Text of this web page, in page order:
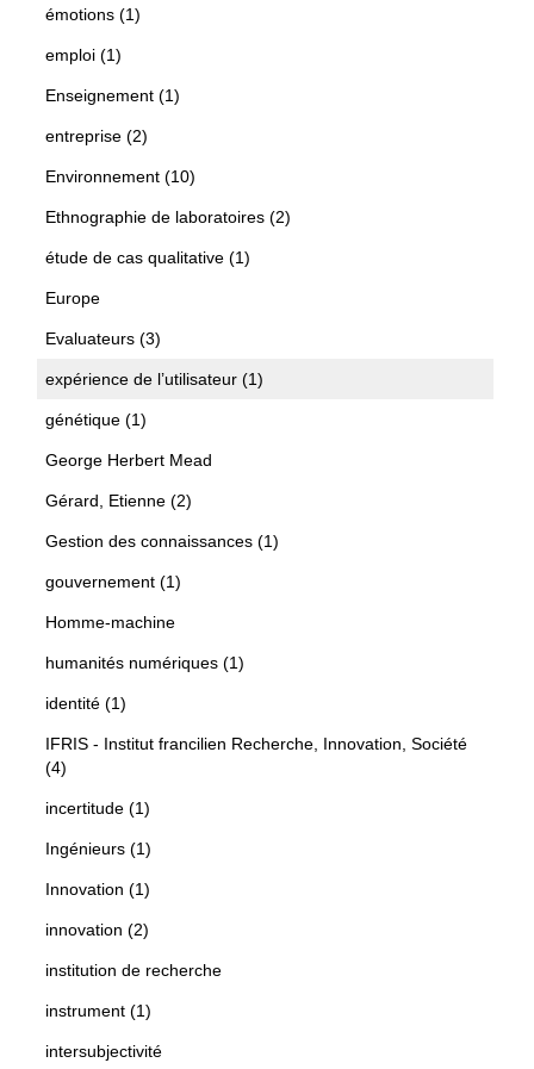
émotions (1)
emploi (1)
Enseignement (1)
entreprise (2)
Environnement (10)
Ethnographie de laboratoires (2)
étude de cas qualitative (1)
Europe
Evaluateurs (3)
expérience de l’utilisateur (1)
génétique (1)
George Herbert Mead
Gérard, Etienne (2)
Gestion des connaissances (1)
gouvernement (1)
Homme-machine
humanités numériques (1)
identité (1)
IFRIS - Institut francilien Recherche, Innovation, Société
(4)
incertitude (1)
Ingénieurs (1)
Innovation (1)
innovation (2)
institution de recherche
instrument (1)
intersubjectivité